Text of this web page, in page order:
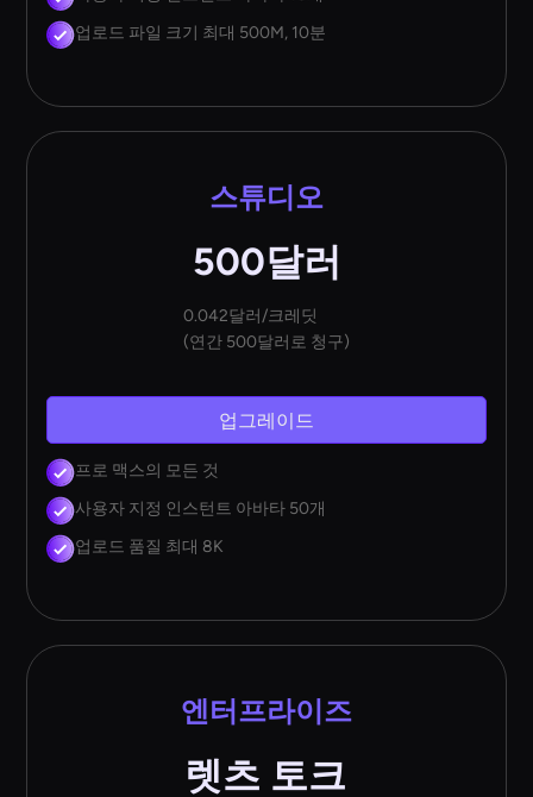
업로드 파일 크기 최대 500M, 10분
스튜디오
500달러
0.042달러/크레딧
(연간 500달러로 청구)
업그레이드
프로 맥스의 모든 것
사용자 지정 인스턴트 아바타 50개
업로드 품질 최대 8K
엔터프라이즈
렛츠 토크